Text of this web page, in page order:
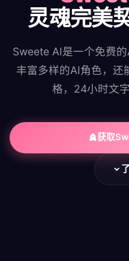
灵魂完美
Sweete AI是一个免费
丰富多样的AI角色，还
格，24小时文
获取